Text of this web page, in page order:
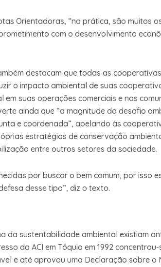
Orientadoras, “na prática, são muitos
com o desenvolvimento
destacam que todas as
o impacto ambiental de suas
suas operações comerciais e nas
ainda que “a magnitude do desafio
e coordenada”, apelando às
estratégias de conservação
entre outros setores da sociedade.
por buscar o bem comum, por isso
desse tipo”, diz o texto.
da sustentabilidade ambiental existiam
da ACI em Tóquio em 1992
e até aprovou uma Declaração sobre o